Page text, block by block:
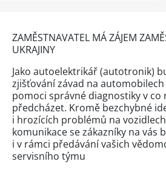
ZAMĚSTNAVATEL MÁ ZÁJEM
UKRAJINY
Jako autoelektrikář (autotronik)
zjišťování závad na
pomoci správné diagnostiky v co
předcházet. Kromě bezchybné
i hrozících problémů na
komunikace se zákazníky na vás
i v rámci předávání vašich
servisního týmu